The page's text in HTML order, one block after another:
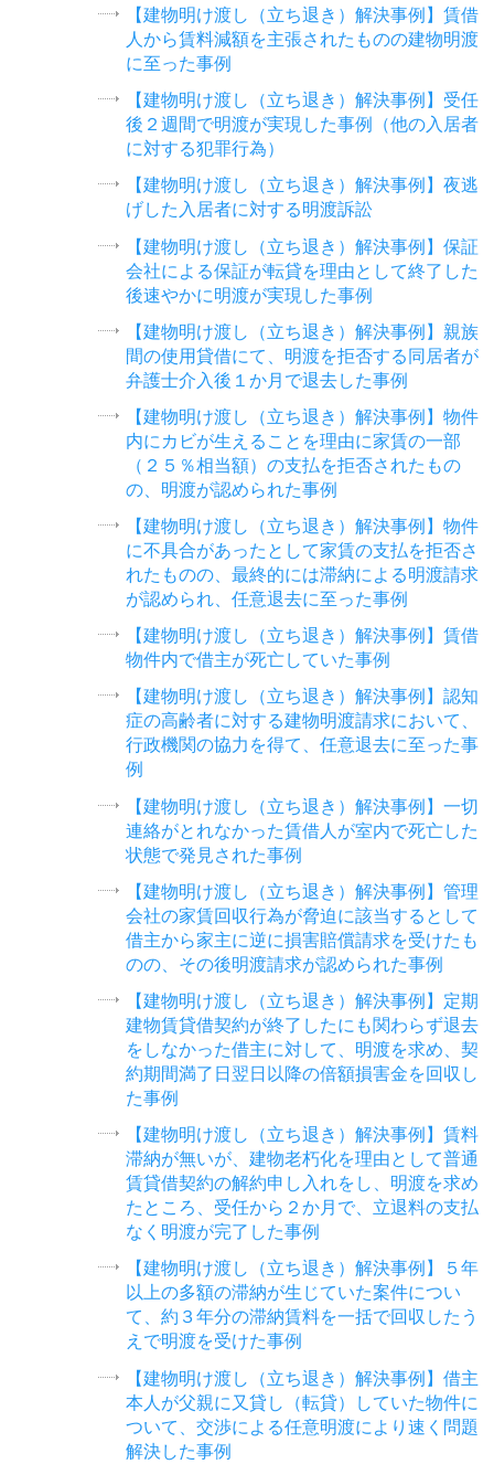
【建物明け渡し（立ち退き）解決事例】賃借
人から賃料減額を主張されたものの建物明渡
に至った事例
【建物明け渡し（立ち退き）解決事例】受任
後２週間で明渡が実現した事例（他の入居者
に対する犯罪行為）
【建物明け渡し（立ち退き）解決事例】夜逃
げした入居者に対する明渡訴訟
【建物明け渡し（立ち退き）解決事例】保証
会社による保証が転貸を理由として終了した
後速やかに明渡が実現した事例
【建物明け渡し（立ち退き）解決事例】親族
間の使用貸借にて、明渡を拒否する同居者が
弁護士介入後１か月で退去した事例
【建物明け渡し（立ち退き）解決事例】物件
内にカビが生えることを理由に家賃の一部
（２５％相当額）の支払を拒否されたもの
の、明渡が認められた事例
【建物明け渡し（立ち退き）解決事例】物件
に不具合があったとして家賃の支払を拒否さ
れたものの、最終的には滞納による明渡請求
が認められ、任意退去に至った事例
【建物明け渡し（立ち退き）解決事例】賃借
物件内で借主が死亡していた事例
【建物明け渡し（立ち退き）解決事例】認知
症の高齢者に対する建物明渡請求において、
行政機関の協力を得て、任意退去に至った事
例
【建物明け渡し（立ち退き）解決事例】一切
連絡がとれなかった賃借人が室内で死亡した
状態で発見された事例
【建物明け渡し（立ち退き）解決事例】管理
会社の家賃回収行為が脅迫に該当するとして
借主から家主に逆に損害賠償請求を受けたも
のの、その後明渡請求が認められた事例
【建物明け渡し（立ち退き）解決事例】定期
建物賃貸借契約が終了したにも関わらず退去
をしなかった借主に対して、明渡を求め、契
約期間満了日翌日以降の倍額損害金を回収し
た事例
【建物明け渡し（立ち退き）解決事例】賃料
滞納が無いが、建物老朽化を理由として普通
賃貸借契約の解約申し入れをし、明渡を求め
たところ、受任から２か月で、立退料の支払
なく明渡が完了した事例
【建物明け渡し（立ち退き）解決事例】５年
以上の多額の滞納が生じていた案件につい
て、約３年分の滞納賃料を一括で回収したう
えで明渡を受けた事例
【建物明け渡し（立ち退き）解決事例】借主
本人が父親に又貸し（転貸）していた物件に
ついて、交渉による任意明渡により速く問題
解決した事例